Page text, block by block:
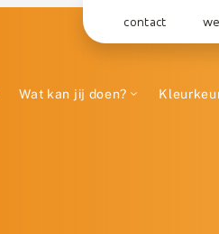
contact
Wat kan jij doen?